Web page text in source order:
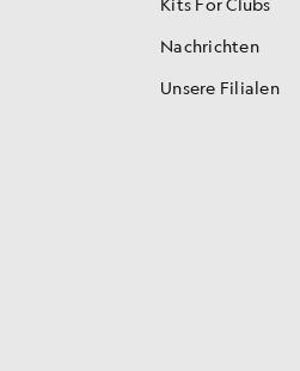
Nachrichten
Unsere Filialen